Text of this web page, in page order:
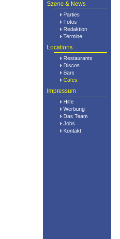
Szene & News
Parties
Fotos
Redaktion
Termine
Locations
Restaurants
Discos
Bars
Cafes
Impressum
Hilfe
Werbung
Das Team
Jobs
Kontakt